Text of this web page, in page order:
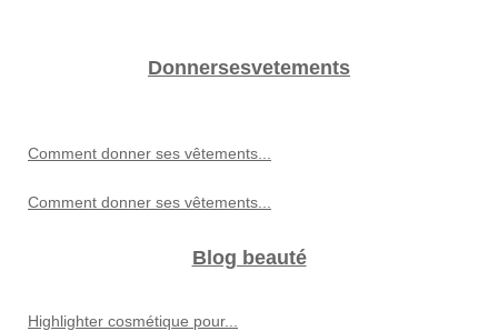
Donnersesvetements
Comment donner ses vêtements...
Comment donner ses vêtements...
Blog beauté
Highlighter cosmétique pour...